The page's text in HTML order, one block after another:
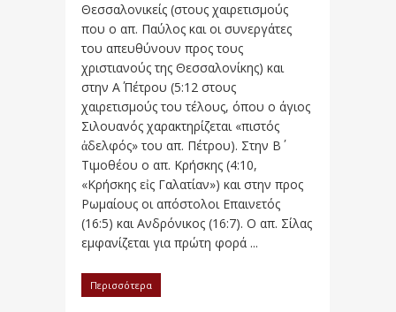
Θεσσαλονικείς (στους χαιρετισμούς
που ο απ. Παύλος και οι συνεργάτες
του απευθύνουν προς τους
χριστιανούς της Θεσσαλονίκης) και
στην Α΄ Πέτρου (5:12 στους
χαιρετισμούς του τέλους, όπου ο άγιος
Σιλουανός χαρακτηρίζεται «πιστός
ἀδελφός» του απ. Πέτρου). Στην Β΄
Τιμοθέου ο απ. Κρήσκης (4:10,
«Κρήσκης εἰς Γαλατίαν») και στην προς
Ρωμαίους οι απόστολοι Επαινετός
(16:5) και Ανδρόνικος (16:7). Ο απ. Σίλας
εμφανίζεται για πρώτη φορά ...
Περισσότερα